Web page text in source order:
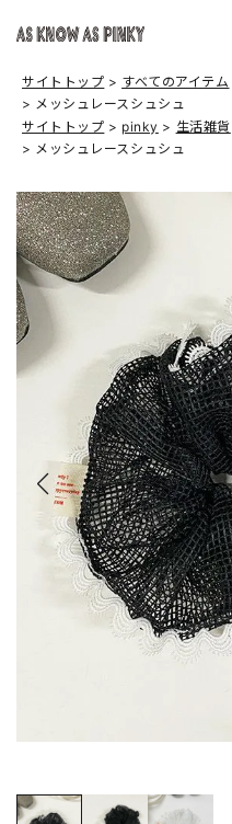
サイトトップ すべてのアイテム
メッシュレースシュシュ
サイトトップ
pinky 生活雑貨
メッシュレースシュシュ